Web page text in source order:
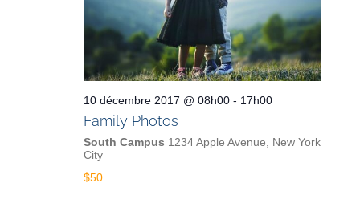
10 décembre 2017 @ 08h00- 17h00
Family Photos
South Campus 1234 Apple Avenue, New York
City
$50